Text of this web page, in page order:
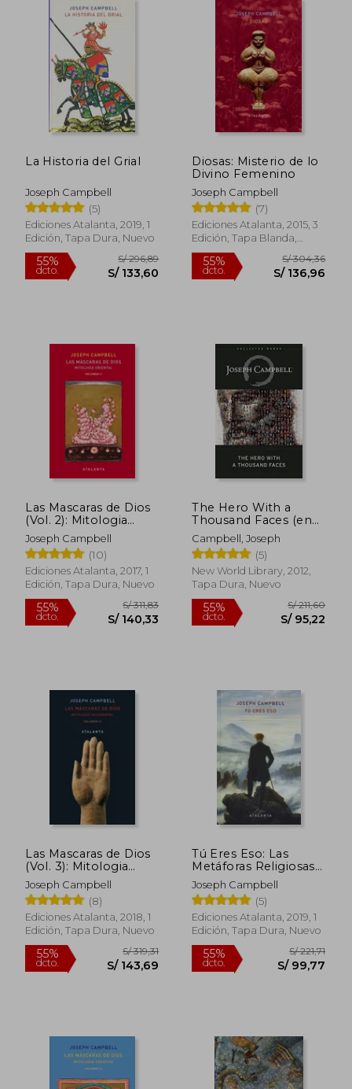
55%
dcto.
S/ 386,90
S/ 174,10
55%
dcto.
La Historia del Grial
Joseph Campbell
(5)
Ediciones Atalanta, 2019, 1
Edición, Tapa Dura, Nuevo
55% S/ 296,89
Diosas: Misterio de lo
Divino Femenino
Joseph Campbell
(7)
Ediciones Atalanta, 2015, 3
Edición, Tapa Blanda,
Nuevo
55%
Las Mascaras de Dios
(Vol. 2): Mitologia
Oriental
Joseph Campbell
(10)
Ediciones Atalanta, 2017, 1
Edición, Tapa Dura, Nuevo
55%
The Hero With a
Thousand Faces (en
Inglés)
Campbell, Joseph
(5)
New World Library, 2012,
Tapa Dura, Nuevo
55%
Las Mascaras de Dios
(Vol. 3): Mitologia
Occidental
Joseph Campbell
(8)
Ediciones Atalanta, 2018, 1
Edición, Tapa Dura, Nuevo
Tú Eres Eso: Las
Metáforas Religiosas y
su Interpretación
Joseph Campbell
(5)
Ediciones Atalanta, 2019, 1
Edición, Tapa Dura, Nuevo